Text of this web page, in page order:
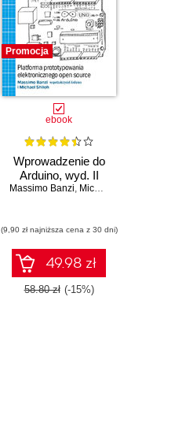
Promocja
ebook
Wprowadzenie do
Arduino, wyd. II
Massimo Banzi, Michael Shiloh
(9,90 zł najniższa cena z 30 dni)
49.98 zł
58.80 zł (-15%)